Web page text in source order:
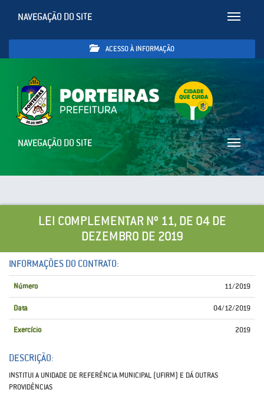
Toggle
NAVEGAÇÃO DO SITE
ACESSO À INFORMAÇÃO
Toggle
NAVEGAÇÃO DO SITE
LEI COMPLEMENTAR Nº 11, DE 04 DE
DEZEMBRO DE 2019
INFORMAÇÕES DO CONTRATO:
Número 11/2019
Data 04/12/2019
Exercício 2019
DESCRIÇÃO:
INSTITUI A UNIDADE DE REFERÊNCIA MUNICIPAL (UFIRM) E DÁ OUTRAS
PROVIDÊNCIAS